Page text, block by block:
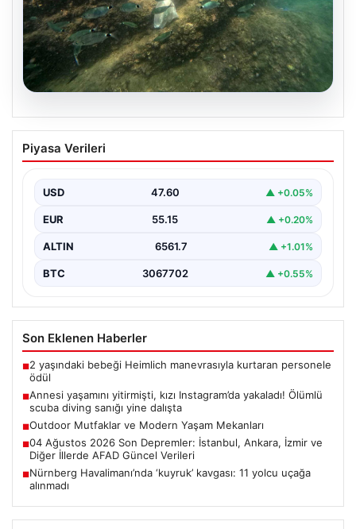
05.08.2026
Annesi yaşamını yitirmişti, kızı
Instagram’da yakaladı! Ölümlü scuba
Piyasa Verileri
USD 47.60 ▲ +0.05%
EUR 55.15 ▲ +0.20%
ALTIN 6561.7 ▲ +1.01%
BTC 3067702 ▲ +0.55%
Son Eklenen Haberler
■2 yaşındaki bebeği Heimlich manevrasıyla kurtaran personele
ödül
■Annesi yaşamını yitirmişti, kızı Instagram’da yakaladı! Ölümlü
scuba diving sanığı yine dalışta
■Outdoor Mutfaklar ve Modern Yaşam Mekanları
■04 Ağustos 2026 Son Depremler: İstanbul, Ankara, İzmir ve
Diğer İllerde AFAD Güncel Verileri
■Nürnberg Havalimanı’nda ‘kuyruk’ kavgası: 11 yolcu uçağa
alınmadı